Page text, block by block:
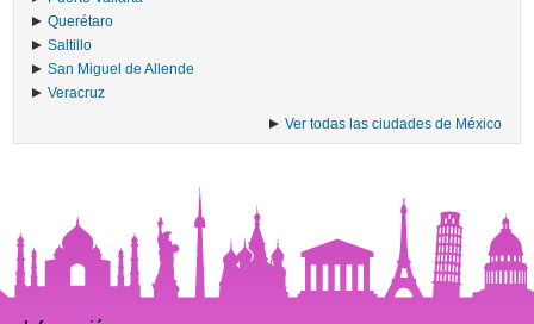
Querétaro
Saltillo
San Miguel de Allende
Veracruz
Ver todas las ciudades de México